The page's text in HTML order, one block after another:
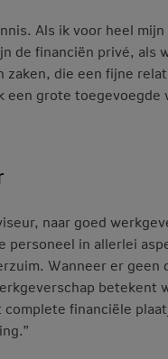
Als ik voor heel
de financiën privé,
die een fijne
grote toegevoegde
naar goed
in allerlei
Wanneer er
financiële